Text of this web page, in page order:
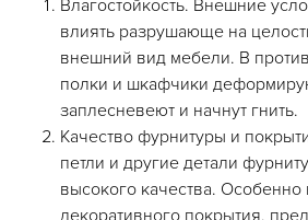
Влагостойкость. Внешние
влиять разрушающе на
внешний вид мебели. В
полки и шкафчики
заплесневеют и начнут гнить.
Качество фурнитуры и
петли и другие детали
высокого качества.